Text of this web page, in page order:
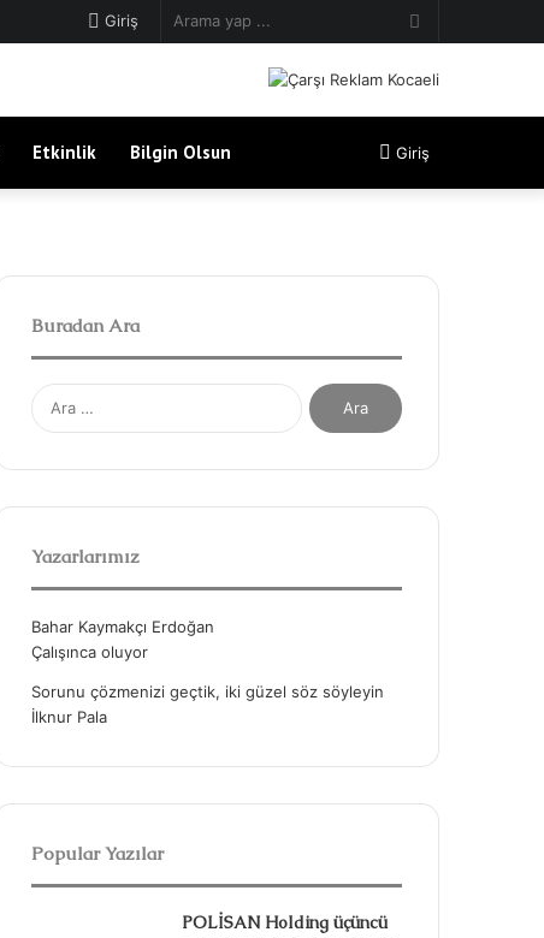
Giriş
Etkinlik Bilgin Olsun Giriş
Buradan Ara
A
m
Yazarlarımız
Bahar Kaymakçı Erdoğan
Çalışınca oluyor
Sorunu çözmenizi geçtik, iki güzel söz söyleyin
İlknur Pala
Popular Yazılar
POLİSAN Holding üçüncü